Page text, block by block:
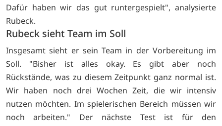
Dafür haben wir das gut runtergespielt", analysierte
Rubeck.
Rubeck sieht Team im Soll
Insgesamt sieht er sein Team in der Vorbereitung im
Soll. "Bisher ist alles okay. Es gibt aber noch
Rückstände, was zu diesem Zeitpunkt ganz normal ist.
Wir haben noch drei Wochen Zeit, die wir intensiv
nutzen möchten. Im spielerischen Bereich müssen wir
noch arbeiten." Der nächste Test ist für den